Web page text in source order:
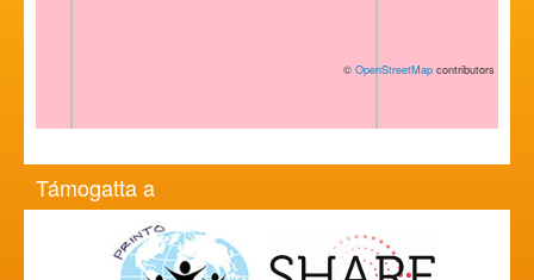
© OpenStreetMap contributors
Támogatta a